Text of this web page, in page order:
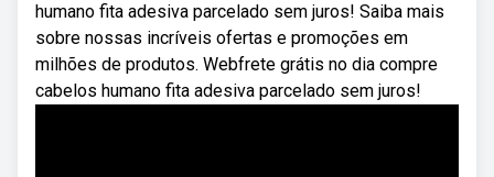
humano fita adesiva parcelado sem juros! Saiba mais
sobre nossas incríveis ofertas e promoções em
milhões de produtos. Webfrete grátis no dia compre
cabelos humano fita adesiva parcelado sem juros!